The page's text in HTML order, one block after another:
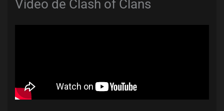
Video de Clash of Clans